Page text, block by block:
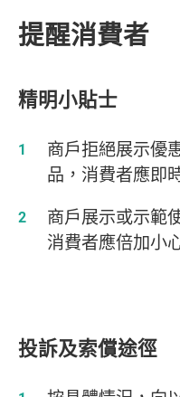
提醒消費者
精明小貼士
商戶拒絕展示優
品，消費者應即
商戶展示或示範
消費者應倍加小
投訴及索償途徑